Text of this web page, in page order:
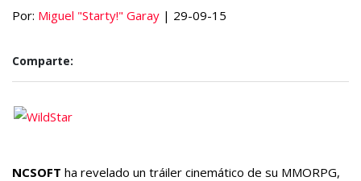
Por: Miguel "Starty!" Garay | 29-09-15
Comparte:
NCSOFT ha revelado un tráiler cinemático de su MMORPG,